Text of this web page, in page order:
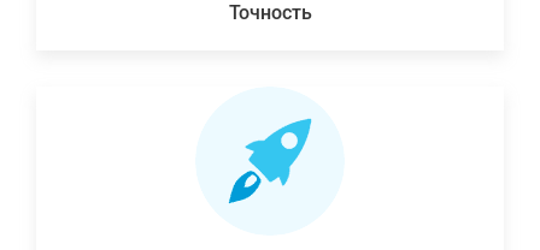
Точность